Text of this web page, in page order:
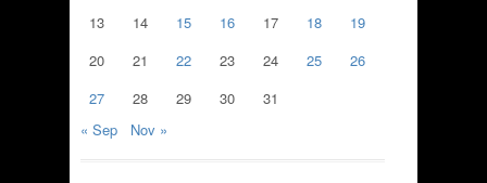
13
14 15 16 17 18
19
20
21 22 23 24 25
26
27
28 29 30
31
« Sep
Nov »